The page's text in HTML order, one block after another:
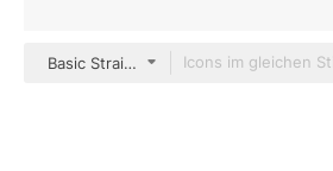
Basic Straight Filled